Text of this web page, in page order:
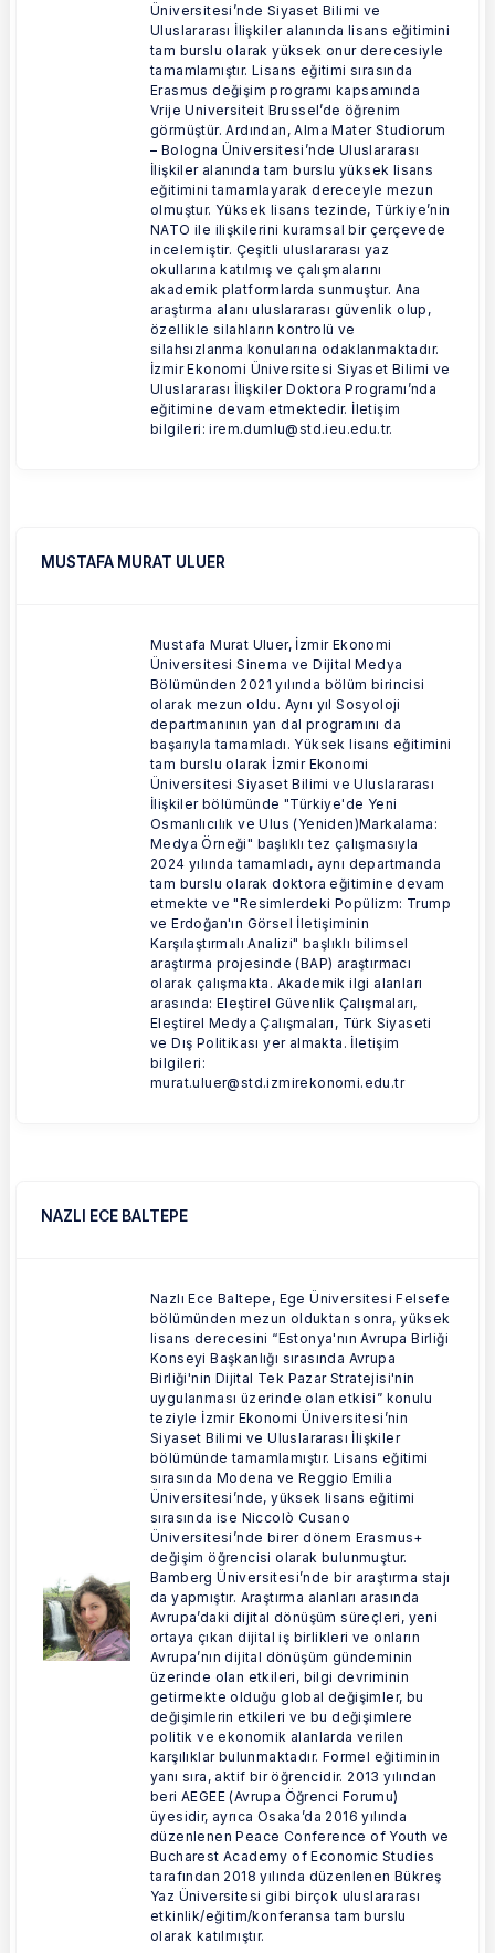
Üniversitesi’nde Siyaset Bilimi ve
Uluslararası İlişkiler alanında lisans eğitimini
tam burslu olarak yüksek onur derecesiyle
tamamlamıştır. Lisans eğitimi sırasında
Erasmus değişim programı kapsamında
Vrije Universiteit Brussel’de öğrenim
görmüştür. Ardından, Alma Mater Studiorum
– Bologna Üniversitesi’nde Uluslararası
İlişkiler alanında tam burslu yüksek lisans
eğitimini tamamlayarak dereceyle mezun
olmuştur. Yüksek lisans tezinde, Türkiye’nin
NATO ile ilişkilerini kuramsal bir çerçevede
incelemiştir. Çeşitli uluslararası yaz
okullarına katılmış ve çalışmalarını
akademik platformlarda sunmuştur. Ana
araştırma alanı uluslararası güvenlik olup,
özellikle silahların kontrolü ve
silahsızlanma konularına odaklanmaktadır.
İzmir Ekonomi Üniversitesi Siyaset Bilimi ve
Uluslararası İlişkiler Doktora Programı’nda
eğitimine devam etmektedir. İletişim
bilgileri: irem.dumlu@std.ieu.edu.tr.
MUSTAFA MURAT ULUER
Mustafa Murat Uluer, İzmir Ekonomi
Üniversitesi Sinema ve Dijital Medya
Bölümünden 2021 yılında bölüm birincisi
olarak mezun oldu. Aynı yıl Sosyoloji
departmanının yan dal programını da
başarıyla tamamladı. Yüksek lisans eğitimini
tam burslu olarak İzmir Ekonomi
Üniversitesi Siyaset Bilimi ve Uluslararası
İlişkiler bölümünde "Türkiye'de Yeni
Osmanlıcılık ve Ulus (Yeniden)Markalama:
Medya Örneği" başlıklı tez çalışmasıyla
2024 yılında tamamladı, aynı departmanda
tam burslu olarak doktora eğitimine devam
etmekte ve "Resimlerdeki Popülizm: Trump
ve Erdoğan'ın Görsel İletişiminin
Karşılaştırmalı Analizi" başlıklı bilimsel
araştırma projesinde (BAP) araştırmacı
olarak çalışmakta. Akademik ilgi alanları
arasında: Eleştirel Güvenlik Çalışmaları,
Eleştirel Medya Çalışmaları, Türk Siyaseti
ve Dış Politikası yer almakta. İletişim
bilgileri:
murat.uluer@std.izmirekonomi.edu.tr
NAZLI ECE BALTEPE
Nazlı Ece Baltepe, Ege Üniversitesi Felsefe
bölümünden mezun olduktan sonra, yüksek
lisans derecesini “Estonya'nın Avrupa Birliği
Konseyi Başkanlığı sırasında Avrupa
Birliği'nin Dijital Tek Pazar Stratejisi'nin
uygulanması üzerinde olan etkisi” konulu
teziyle İzmir Ekonomi Üniversitesi’nin
Siyaset Bilimi ve Uluslararası İlişkiler
bölümünde tamamlamıştır. Lisans eğitimi
sırasında Modena ve Reggio Emilia
Üniversitesi’nde, yüksek lisans eğitimi
sırasında ise Niccolò Cusano
Üniversitesi’nde birer dönem Erasmus+
değişim öğrencisi olarak bulunmuştur.
Bamberg Üniversitesi’nde bir araştırma stajı
da yapmıştır. Araştırma alanları arasında
Avrupa’daki dijital dönüşüm süreçleri, yeni
ortaya çıkan dijital iş birlikleri ve onların
Avrupa’nın dijital dönüşüm gündeminin
üzerinde olan etkileri, bilgi devriminin
getirmekte olduğu global değişimler, bu
değişimlerin etkileri ve bu değişimlere
politik ve ekonomik alanlarda verilen
karşılıklar bulunmaktadır. Formel eğitiminin
yanı sıra, aktif bir öğrencidir. 2013 yılından
beri AEGEE (Avrupa Öğrenci Forumu)
üyesidir, ayrıca Osaka’da 2016 yılında
düzenlenen Peace Conference of Youth ve
Bucharest Academy of Economic Studies
tarafından 2018 yılında düzenlenen Bükreş
Yaz Üniversitesi gibi birçok uluslararası
etkinlik/eğitim/konferansa tam burslu
olarak katılmıştır.